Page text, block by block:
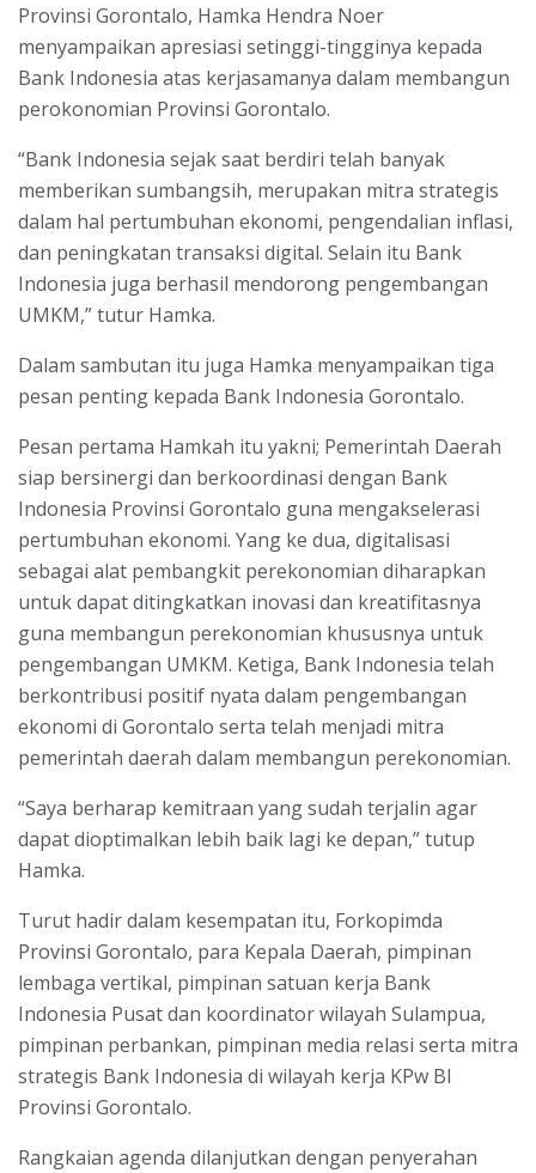
Provinsi Gorontalo, Hamka Hendra Noer
menyampaikan apresiasi setinggi-tingginya kepada
Bank Indonesia atas kerjasamanya dalam membangun
perokonomian Provinsi Gorontalo.
“Bank Indonesia sejak saat berdiri telah banyak
memberikan sumbangsih, merupakan mitra strategis
dalam hal pertumbuhan ekonomi, pengendalian inflasi,
dan peningkatan transaksi digital. Selain itu Bank
Indonesia juga berhasil mendorong pengembangan
UMKM,” tutur Hamka.
Dalam sambutan itu juga Hamka menyampaikan tiga
pesan penting kepada Bank Indonesia Gorontalo.
Pesan pertama Hamkah itu yakni; Pemerintah Daerah
siap bersinergi dan berkoordinasi dengan Bank
Indonesia Provinsi Gorontalo guna mengakselerasi
pertumbuhan ekonomi. Yang ke dua, digitalisasi
sebagai alat pembangkit perekonomian diharapkan
untuk dapat ditingkatkan inovasi dan kreatifitasnya
guna membangun perekonomian khususnya untuk
pengembangan UMKM. Ketiga, Bank Indonesia telah
berkontribusi positif nyata dalam pengembangan
ekonomi di Gorontalo serta telah menjadi mitra
pemerintah daerah dalam membangun perekonomian.
“Saya berharap kemitraan yang sudah terjalin agar
dapat dioptimalkan lebih baik lagi ke depan,” tutup
Hamka.
Turut hadir dalam kesempatan itu, Forkopimda
Provinsi Gorontalo, para Kepala Daerah, pimpinan
lembaga vertikal, pimpinan satuan kerja Bank
Indonesia Pusat dan koordinator wilayah Sulampua,
pimpinan perbankan, pimpinan media relasi serta mitra
strategis Bank Indonesia di wilayah kerja KPw BI
Provinsi Gorontalo.
Rangkaian agenda dilanjutkan dengan penyerahan